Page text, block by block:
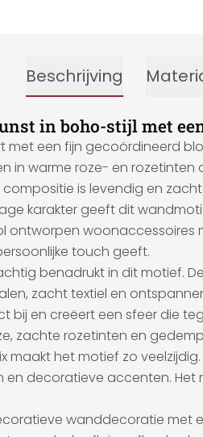
Beschrijving
in boho-stijl met
met een fijn gecoördineerd
in warme roze- en
is levendig en
karakter geeft dit
ontworpen
touch geeft.
benadrukt in dit motief.
zacht textiel en
bij en creëert een sfeer die
zachte rozetinten en
maakt het motief zo
en decoratieve accenten.
wanddecoratie met